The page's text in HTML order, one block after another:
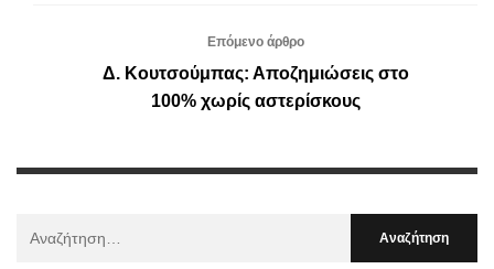
Επόμενο άρθρο
Δ. Κουτσούμπας: Αποζημιώσεις στο
100% χωρίς αστερίσκους